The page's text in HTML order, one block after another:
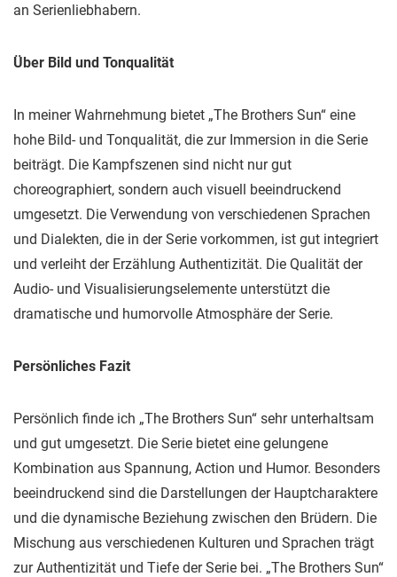
an Serienliebhabern​​​​.
Über Bild und Tonqualität
In meiner Wahrnehmung bietet „The Brothers Sun“ eine
hohe Bild- und Tonqualität, die zur Immersion in die Serie
beiträgt. Die Kampfszenen sind nicht nur gut
choreographiert, sondern auch visuell beeindruckend
umgesetzt. Die Verwendung von verschiedenen Sprachen
und Dialekten, die in der Serie vorkommen, ist gut integriert
und verleiht der Erzählung Authentizität. Die Qualität der
Audio- und Visualisierungselemente unterstützt die
dramatische und humorvolle Atmosphäre der Serie.
Persönliches Fazit
Persönlich finde ich „The Brothers Sun“ sehr unterhaltsam
und gut umgesetzt. Die Serie bietet eine gelungene
Kombination aus Spannung, Action und Humor. Besonders
beeindruckend sind die Darstellungen der Hauptcharaktere
und die dynamische Beziehung zwischen den Brüdern. Die
Mischung aus verschiedenen Kulturen und Sprachen trägt
zur Authentizität und Tiefe der Serie bei. „The Brothers Sun“